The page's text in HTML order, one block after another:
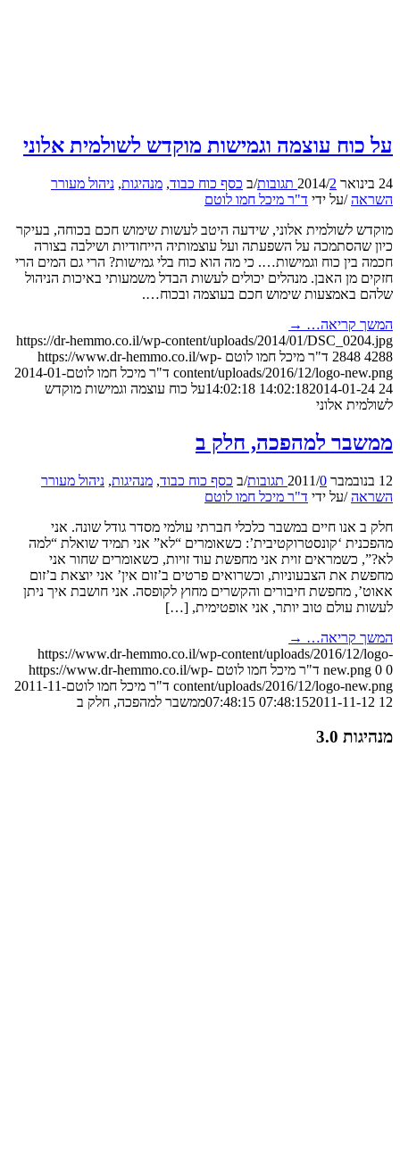
עוצמה וגמישות מוקדש לשולמית אלוני
/2 תגובות /בכסף כוח כבוד,מנהיגות,ניהול מעורר
/על ידיד"ר מיכל חמו לוטם
לשולמית אלוני, שידעה היטב לעשות שימוש חכם בכוחה, בעיקר
על השפעתה ועל עוצמותיה הייחודיות ושילבה בצורה
כוח וגמישות…. כי מה הוא כוח בלי גמישות? הרי גם המים הרי
מן האבן. מנהלים יכולים לעשות הבדל משמעותי באיכות הניהול
שימוש חכם בעוצמה ובכוח….
קריאה…→
https://dr-hemmo.co.il/wp-content/uploads/2014/01/
2848 ד"ר מיכל חמו לוטם https://www.dr-hemmo.co.il/wp-
content/uploads/2016/12/logo- ד"ר מיכל חמו לוטם2014-01-
2014-01-24
על כוח עוצמה וגמישות מוקדש
אלוני
למהפכה, חלק ב
/0 תגובות /בכסף כוח כבוד,מנהיגות,ניהול מעורר
/על ידיד"ר מיכל חמו לוטם
חיים במשבר כלכלי חברתי עולמי מסדר גודל שונה. אני
‘קונסטרוקטיבית’: כשאומרים “לא” אני תמיד שואלת “למה
זוית אני מחפשת עוד זויות, כשאומרים שחור אני
את הצבעוניות, וכשרואים פרטים ב’זום אין’ אני יוצאת ב’זום
מחפשת חיבורים והקשרים מחוץ לקופסה. אני חושבת איך ניתן
עולם טוב יותר, אני אופטימית, […]
קריאה…→
https://www.dr-hemmo.co.il/wp-content/uploads/2016/
ד"ר מיכל חמו לוטם https://www.dr-hemmo.co.il/wp-
content/uploads/2016/12/logo- ד"ר מיכל חמו לוטם2011-11-
2011-11-12
ממשבר למהפכה, חלק ב
3.0